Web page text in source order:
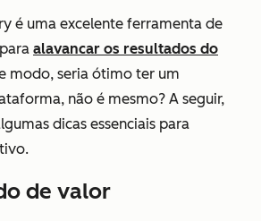
é uma excelente ferramenta de
para alavancar os resultados do
modo, seria ótimo ter um
não é mesmo? A seguir,
dicas essenciais para
de valor